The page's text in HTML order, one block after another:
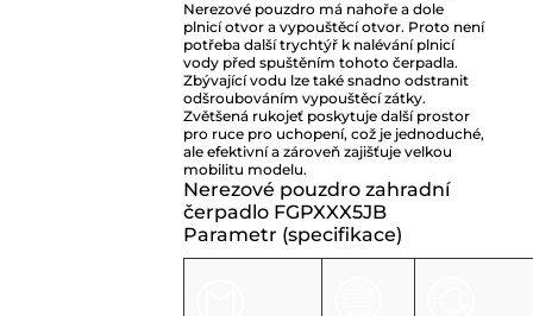
Nerezové pouzdro má nahoře a dole
plnicí otvor a vypouštěcí otvor. Proto není
potřeba další trychtýř k nalévání plnicí
vody před spuštěním tohoto čerpadla.
Zbývající vodu lze také snadno odstranit
odšroubováním vypouštěcí zátky.
Zvětšená rukojeť poskytuje další prostor
pro ruce pro uchopení, což je jednoduché,
ale efektivní a zároveň zajišťuje velkou
mobilitu modelu.
Nerezové pouzdro zahradní
čerpadlo FGPXXX5JB
Parametr (specifikace)